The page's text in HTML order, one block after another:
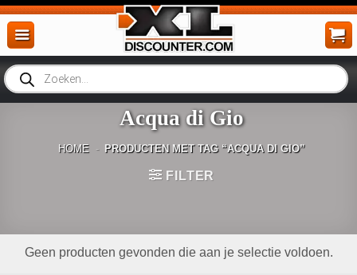
Ga
naar
inhoud
Producten
zoeken
Acqua di Gio
HOME - PRODUCTEN MET TAG “ACQUA DI GIO”
FILTER
Geen producten gevonden die aan je selectie voldoen.